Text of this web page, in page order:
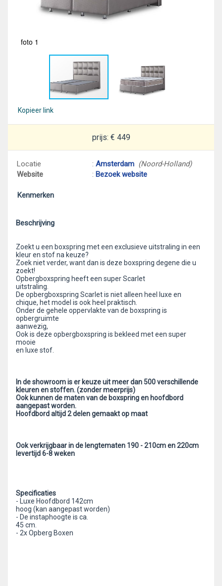
foto 1
Kopieer link
prijs: € 449
Locatie : Amsterdam (Noord-Holland)
Website
: Bezoek website
Kenmerken
Beschrijving
Zoekt u een boxspring met een exclusieve uitstraling in een
kleur en stof na keuze?
Zoek niet verder, want dan is deze boxspring degene die u
zoekt!
Opbergboxspring heeft een super Scarlet
uitstraling.
De opbergboxspring Scarlet is niet alleen heel luxe en
chique, het model is ook heel praktisch.
Onder de gehele oppervlakte van de boxspring is
opbergruimte
aanwezig,
Ook is deze opbergboxspring is bekleed met een super
mooie
en luxe stof.
In de showroom is er keuze uit meer dan 500 verschillende
kleuren en stoffen. (zonder meerprijs)
Ook kunnen de maten van de boxspring en hoofdbord
aangepast worden.
Hoofdbord altijd 2 delen gemaakt op maat
Ook verkrijgbaar in de lengtematen 190 - 210cm en 220cm
levertijd 6-8 weken
Specificaties
- Luxe Hoofdbord 142cm
hoog (kan aangepast worden)
- De instaphoogte is ca.
45 cm.
- 2x Opberg Boxen